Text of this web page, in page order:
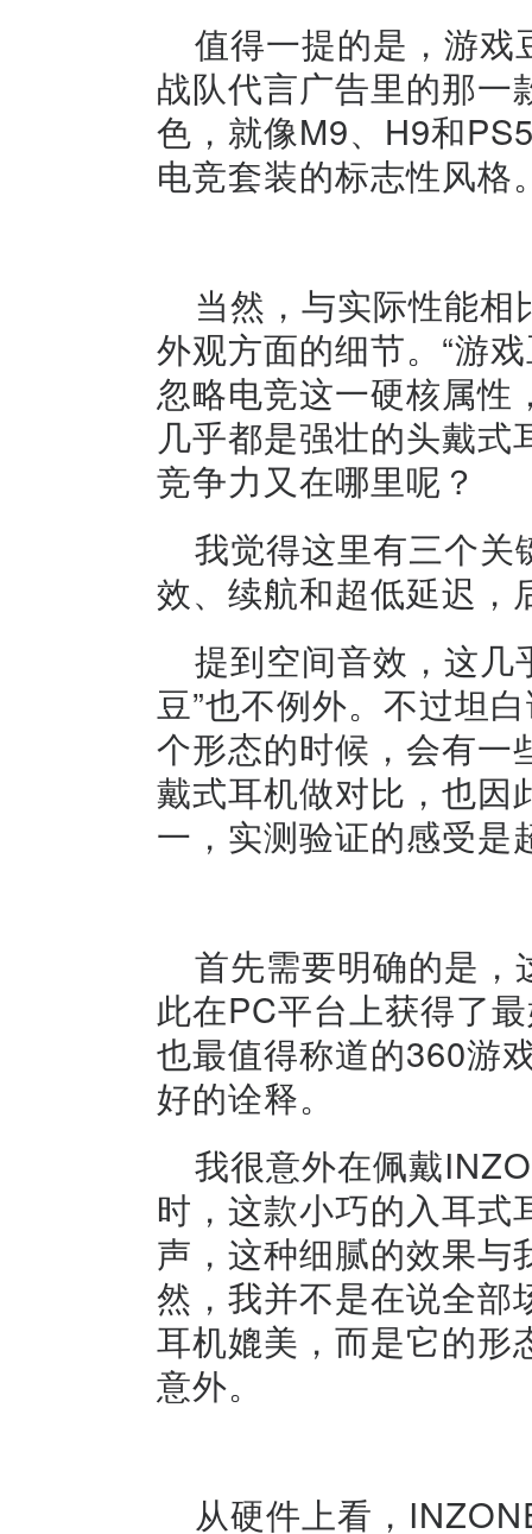
值得一提的是，游
战队代言广告里的那一
色，就像M9、H9和
电竞套装的标志性风格
当然，与实际性能
外观方面的细节。“游
忽略电竞这一硬核属性
几乎都是强壮的头戴
竞争力又在哪里呢？
我觉得这里有三个关
效、续航和超低延迟，
提到空间音效，这几
豆”也不例外。不过坦
个形态的时候，会有一
戴式耳机做对比，也因
一，实测验证的感受是
首先需要明确的是，
此在PC平台上获得了
也最值得称道的360游
好的诠释。
我很意外在佩戴
时，这款小巧的入耳式
声，这种细腻的效果与
然，我并不是在说全部
耳机媲美，而是它的形
意外。
从硬件上看，